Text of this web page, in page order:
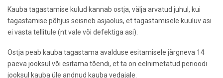
Kauba tagastamise kulud kannab ostja, välja arvatud juhul, kui
tagastamise põhjus seisneb asjaolus, et tagastamisele kuuluv asi
ei vasta tellitule (nt vale või defektiga asi).
Ostja peab kauba tagastama avalduse esitamisele järgneva 14
päeva jooksul või esitama tõendi, et ta on eelnimetatud perioodi
jooksul kauba üle andnud kauba vedajale.